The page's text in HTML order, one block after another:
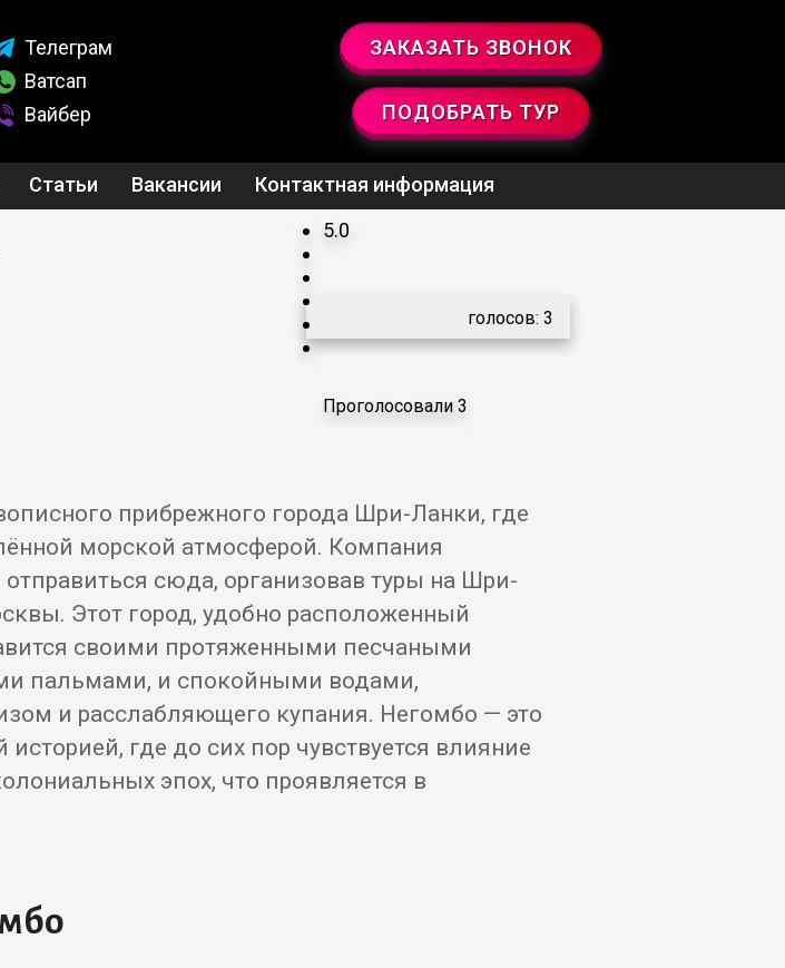
Телеграм
Ватсап
Вайбер
ЗАКАЗАТЬ ЗВОНОК
ПОДОБРАТЬ ТУР
Статьи Вакансии Контактная информация
5.0
Проголосовали 3
голосов: 3
прибрежного города Шри-Ланки, где
морской атмосферой. Компания
сюда, организовав туры на Шри-
Этот город, удобно расположенный
своими протяженными песчаными
пальмами, и спокойными водами,
и расслабляющего купания. Негомбо — это
где до сих пор чувствуется влияние
эпох, что проявляется в